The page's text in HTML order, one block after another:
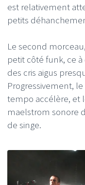
est relativement
petits
Le second
petit côté funk, ce
des cris aigus
Progressivement,
tempo accélère, et
maelstrom sonore
de singe.